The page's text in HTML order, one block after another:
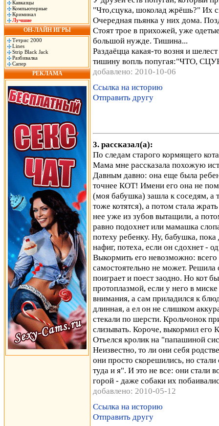
Кавказцы
Компьютерные
Криминал
Лучшие
ОН-ЛАЙН ИГРЫ
Тетрис 2000
Lines
Strip Black Jack
Разбивалка
Сапер
РЕКЛАМА
"Что,сцука, шоколад жрёшь?" Их
Очередная пьянка у них дома.
Стоят трое в прихожей, уже
большой нужде. Тишина...
Раздаёцца какая-то возня и
тишину вопль попугая:"ЧТО,
добавлено: 2010-10-06
Ссылка на историю
Отправить другу
3. рассказал(а):
По следам старого кормящего
Мама мне рассказала похожую
Давным давно: она еще была
точнее КОТ! Имени его она не
(моя бабушка) зашла к соседям, а
тоже котятся), а потом стала
нее уже из зубов вытащили, а
равно подохнет или мамашка
потеху ребенку. Ну, бабушка,
нафиг, потеха, если он сдохнет -
Выкормить его невозможно: всего
самостоятельно не может.
поиграет и поест заодно. Но кот
протоплазмой, если у него в
внимания, а сам приладился к
длинная, а ел он не слишком
стекали по шерсти. Крольчонок
слизывать. Короче, выкормил его
Отъелся кролик на "папашиной
Неизвестно, то ли они себя
они просто скорешились, но
туда и я". И это не все: они стали
горой - даже собаки их
добавлено: 2010-05-12
Ссылка на историю
Отправить другу